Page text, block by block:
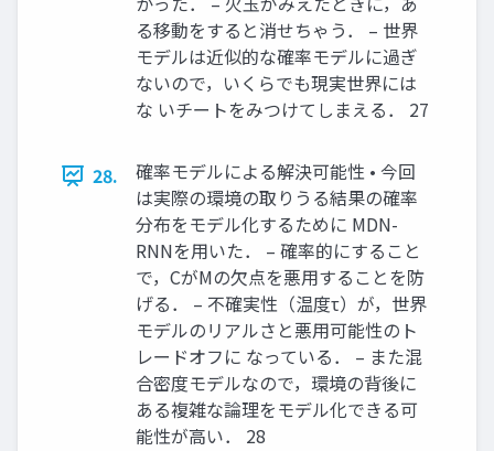
る移動をすると消せちゃう． – 世界
モデルは近似的な確率モデルに過ぎ
ないので，いくらでも現実世界には
な いチートをみつけてしまえる． 27
28.
確率モデルによる解決可能性 • 今回
は実際の環境の取りうる結果の確率
分布をモデル化するために MDN-
RNNを用いた． – 確率的にすること
で，CがMの欠点を悪用することを防
げる． – 不確実性（温度τ）が，世界
モデルのリアルさと悪用可能性のト
レードオフに なっている． – また混
合密度モデルなので，環境の背後に
ある複雑な論理をモデル化できる可
能性が高い． 28